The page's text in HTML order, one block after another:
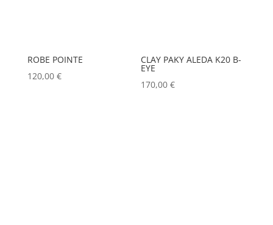
ROBE POINTE
120,00 €
CLAY PAKY ALEDA K20 B-
EYE
170,00€